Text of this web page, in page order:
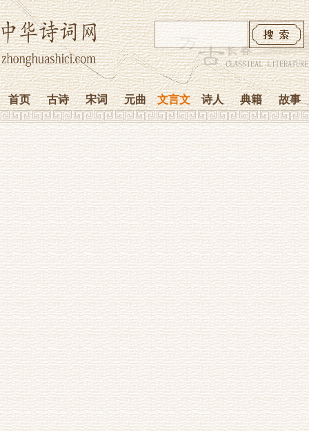
首页 古诗 宋词 元曲 文言文 诗人 典籍 故事